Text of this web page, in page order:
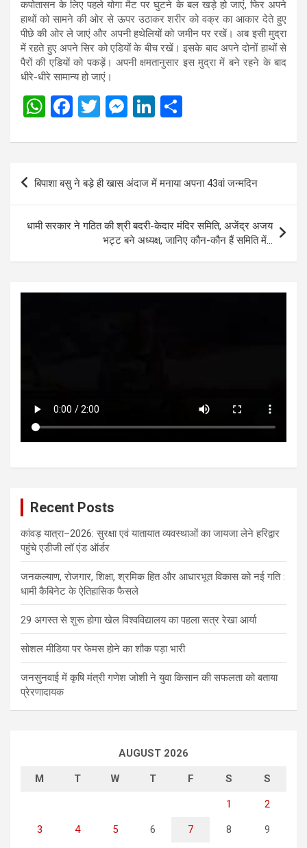
कपोतासन के लिए पहले योगा मैट पर घुटने के बल खड़े हो जाएं, फिर अपने
हाथों को सामने की ओर से ऊपर उठाकर शरीर को वक्र का आकार देते हुए
पीछे की ओर ले जाएं और अपनी हथेलियों को जमीन पर रखें। अब इसी मुद्रा
में रहते हुए अपने सिर को एडियों के बीच रखें। इसके बाद अपने दोनों हाथों से
पैरों की एडियों को पकड़ें। अपनी क्षमतानुसार इस मुद्रा में बने रहने के बाद
धीरे-धीरे सामान्य हो जाएं।
W
at
A
p
p
F
ce
b
o
o
k
T
tt
er
M
se
n
g
er
Li
ke
dI
n
ar
Post
navigation
बिपाशा बसु ने बड़े ही खास अंदाज में मनाया अपना 43वां जन्मदिन
धामी सरकार ने गठित की श्री बदरी-केदार मंदिर समिति, अजेंद्र अजय
भट्ट बने अध्यक्ष, जानिए कौन-कौन हैं समिति में…
Recent Posts
कांवड़ यात्रा–2026: सुरक्षा एवं यातायात व्यवस्थाओं का जायजा लेने हरिद्वार
पहुंचे एडीजी लॉ एंड ऑर्डर
जनकल्याण, रोजगार, शिक्षा, श्रमिक हित और आधारभूत विकास को नई गति :
धामी कैबिनेट के ऐतिहासिक फैसले
29 अगस्त से शुरू होगा खेल विश्वविद्यालय का पहला सत्र रेखा आर्या
सोशल मीडिया पर फेमस होने का शौक पड़ा भारी
जनसुनवाई में कृषि मंत्री गणेश जोशी ने युवा किसान की सफलता को बताया
प्रेरणादायक
AUGUST 2026
M T W T F S S
1 2
3 4 5 6 7 8 9